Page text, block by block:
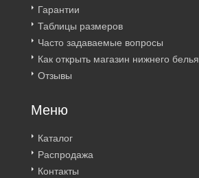
Гарантии
Таблицы размеров
Часто задаваемые вопросы
Как открыть магазин нижнего белья
Отзывы
Меню
Каталог
Распродажа
Контакты